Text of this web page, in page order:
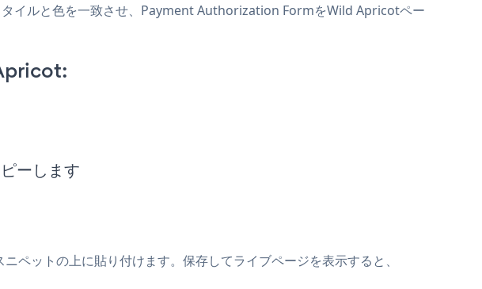
イルと色を一致させ、Payment Authorization FormをWild Apricotペー
ーします
ットの上に貼り付けます。保存してライブページを表示すると、